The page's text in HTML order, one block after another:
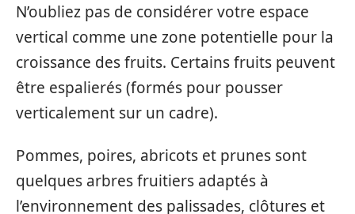
N’oubliez pas de considérer votre espace
vertical comme une zone potentielle pour la
croissance des fruits. Certains fruits peuvent
être espalierés (formés pour pousser
verticalement sur un cadre).
Pommes, poires, abricots et prunes sont
quelques arbres fruitiers adaptés à
l’environnement des palissades, clôtures et